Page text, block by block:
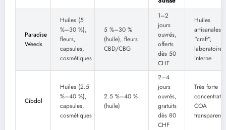
Paradise
Weeds
Huiles (5
%–30 %),
fleurs,
capsules,
cosmétiques
5 %–30 %
(huile), fleurs
CBD/CBG
1–2
jours
ouvrés,
offerts
dès 50
CHF
Huiles
artisanales
“craft”,
laboratoire
interne
Cibdol
Huiles (2.5
%–40 %),
capsules,
cosmétiques
2.5 %–40 %
(huile)
2–4
jours
ouvrés,
gratuits
dès 80
CHF
Très forte
COA